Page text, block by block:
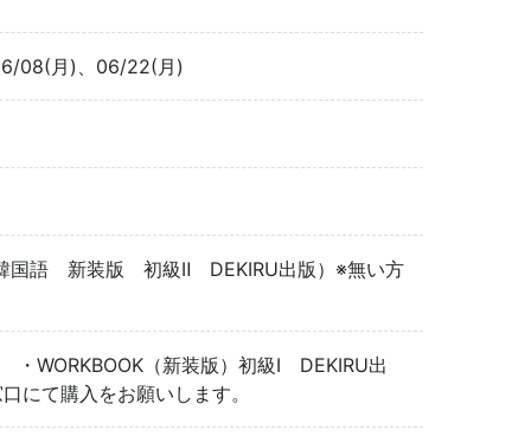
08(月)、06/22(月)
国語 新装版 初級Ⅱ DEKIRU出版）※無い方
WORKBOOK（新装版）初級Ⅰ DEKIRU出
て購入をお願いします。